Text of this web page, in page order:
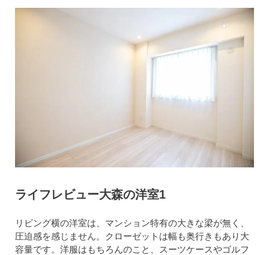
ライフレビュー大森の洋室1
リビング横の洋室は、マンション特有の大きな梁が無く、
圧迫感を感じません。クローゼットは幅も奥行きもあり大
容量です。洋服はもちろんのこと、スーツケースやゴルフ